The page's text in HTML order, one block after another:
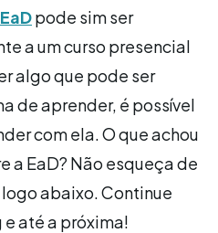
pode sim ser
a um curso presencial
algo que pode ser
de aprender, é possível
com ela. O que achou
a EaD? Não esqueça de
abaixo. Continue
até a próxima!